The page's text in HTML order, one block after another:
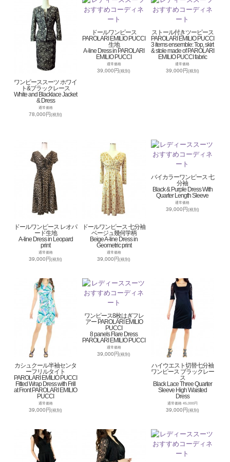
ワンピーススーツ ホワイ
ト&ブラックレース
White and Blacklace Jacket
& Dress
通常価格
78,000円(税別)
ドールワンピース
PAROLARI EMILIO PUCCI
生地
A-line Dress in PAROLARI
EMILIO PUCCI
通常価格
39,000円(税別)
ストール付きツーピース
PAROLARI EMILIO PUCCI
3 items ensemble: Top, skirt
& stole made of PAROLARI
EMILIO PUCCI fabric
通常価格
39,000円(税別)
ドールワンピース レオパ
ード生地
A-line Dress in Leopard
print
通常価格
39,000円(税別)
ドールワンピース 七分袖
ベージュ幾何学柄
Beige A-line Dress in
Geometric print
通常価格
39,000円(税別)
バイカラーワンピース 七
分袖
Black & Purple Dress With
Quarter Length Sleeve
通常価格
39,000円(税別)
カシュクール半袖センタ
ーフリルタイト
PAROLARI EMILIO PUCCI
Fitted Wrap Dress with Frill
at Front PAROLARI EMILIO
PUCCI
通常価格
39,000円(税別)
ワンピース8枚はぎフレ
アー PAROLARI EMILIO
PUCCI
8 panels Flare Dress
PAROLARI EMILIO PUCCI
通常価格
39,000円(税別)
ハイウエスト切替七分袖
ワンピース ブラックレー
ス
Black Lace Three Quarter
Sleeve High Waisted
Dress
通常価格 45,000円
39,000円(税別)